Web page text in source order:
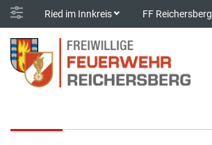
Ried im Innkreis FF Reichersberg